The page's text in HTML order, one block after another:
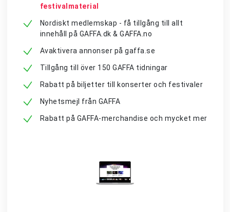
festivalmaterial
Nordiskt medlemskap - få tillgång till allt
innehåll på GAFFA.dk & GAFFA.no
Avaktivera annonser på gaffa.se
Tillgång till över 150 GAFFA tidningar
Rabatt på biljetter till konserter och festivaler
Nyhetsmejl från GAFFA
Rabatt på GAFFA-merchandise och mycket mer